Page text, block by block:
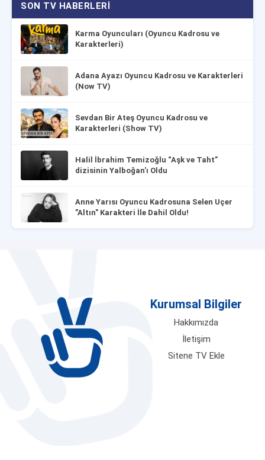
SON TV HABERLERI
Karma Oyuncuları (Oyuncu Kadrosu ve
Karakterleri)
Adana Ayazı Oyuncu Kadrosu ve Karakterleri
(Now TV)
Sevdan Bir Ateş Oyuncu Kadrosu ve
Karakterleri (Show TV)
Halil İbrahim Temizoğlu “Aşk ve Taht”
dizisinin Yalboğan'ı Oldu
Anne Yarısı Oyuncu Kadrosuna Selen Uçer
"Altın" Karakteri İle Dahil Oldu!
Kurumsal Bilgiler
Hakkımızda
İletişim
Sitene TV Ekle